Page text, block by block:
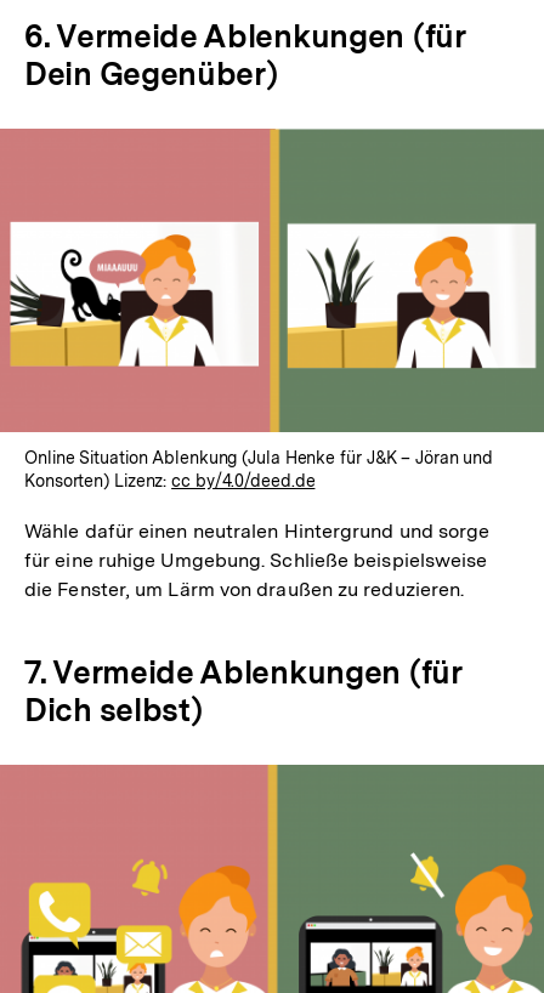
6. Vermeide Ablenkungen (für
Dein Gegenüber)
Online Situation Ablenkung (Jula Henke für J&K – Jöran und
Konsorten) Lizenz:cc by/4.0/deed.de
Wähle dafür einen neutralen Hintergrund und sorge
für eine ruhige Umgebung. Schließe beispielsweise
die Fenster, um Lärm von draußen zu reduzieren.
7. Vermeide Ablenkungen (für
Dich selbst)